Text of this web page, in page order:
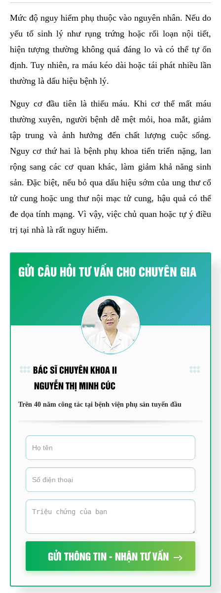
Mức độ nguy hiểm phụ thuộc vào nguyên nhân. Nếu do
yếu tố sinh lý như rụng trứng hoặc rối loạn nội tiết,
hiện tượng thường không quá đáng lo và có thể tự ổn
định. Tuy nhiên, ra máu kéo dài hoặc tái phát nhiều lần
thường là dấu hiệu bệnh lý.
Nguy cơ đầu tiên là thiếu máu. Khi cơ thể mất máu
thường xuyên, người bệnh dễ mệt mỏi, hoa mắt, giảm
tập trung và ảnh hưởng đến chất lượng cuộc sống.
Nguy cơ thứ hai là bệnh phụ khoa tiến triển nặng, lan
rộng sang các cơ quan khác, làm giảm khả năng sinh
sản. Đặc biệt, nếu bỏ qua dấu hiệu sớm của ung thư cổ
tử cung hoặc ung thư nội mạc tử cung, hậu quả có thể
đe dọa tính mạng. Vì vậy, việc chủ quan hoặc tự ý điều
trị tại nhà là rất nguy hiểm.
GỬI CÂU HỎI TƯ VẤN CHO CHUYÊN GIA
BÁC SĨ CHUYÊN KHOA II
NGUYỄN THỊ MINH CÚC
Trên 40 năm công tác tại bệnh viện phụ sản tuyến đầu
GỬI THÔNG TIN - NHẬN TƯ VẤN